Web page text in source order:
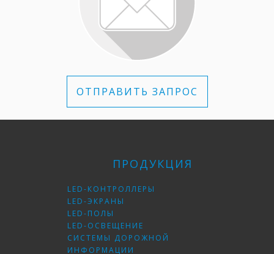
ОТПРАВИТЬ ЗАПРОС
ПРОДУКЦИЯ
LED-КОНТРОЛЛЕРЫ
LED-ЭКРАНЫ
LED-ПОЛЫ
LED-ОСВЕЩЕНИЕ
СИСТЕМЫ ДОРОЖНОЙ
ИНФОРМАЦИИ